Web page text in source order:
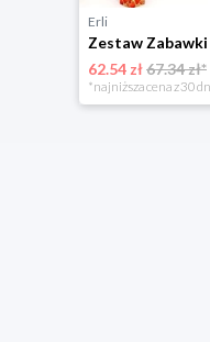
Erli
62.54 zł67.34 zł*
*najniższa cena z 30